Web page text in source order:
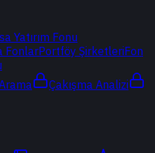
Yatırım Fonu
FonlarPortföy ŞirketleriFon
Çakışma Analizi